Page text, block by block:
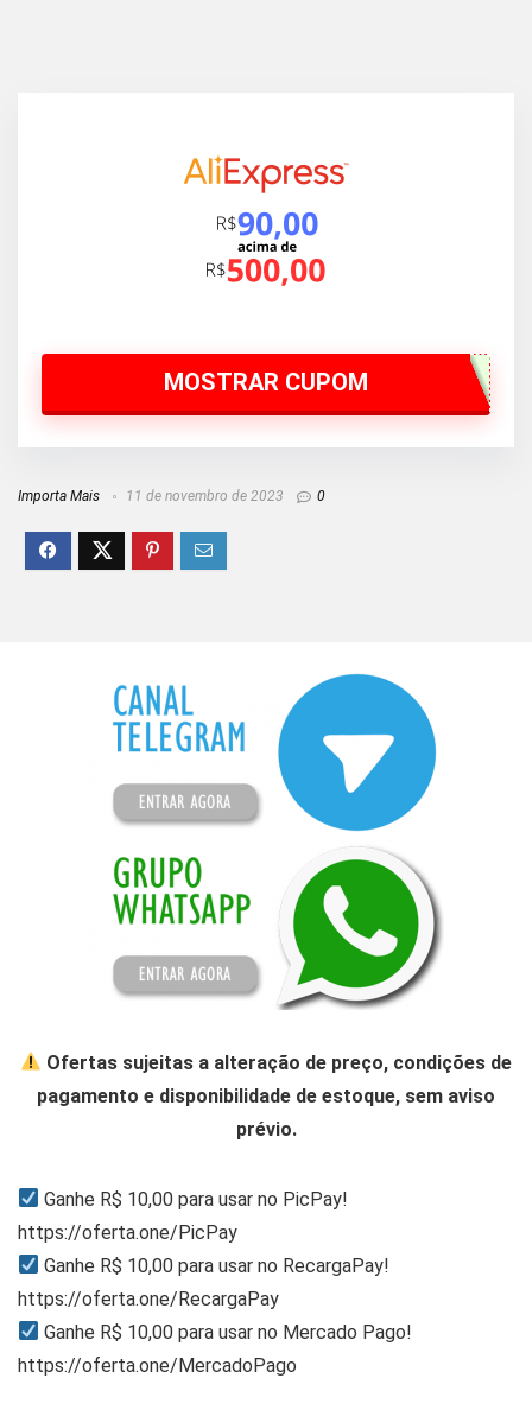
MOSTRAR CUPOM
Importa Mais 11 de novembro de 2023 0
Ofertas sujeitas a alteração de preço, condições de
pagamento e disponibilidade de estoque, sem aviso
prévio.
Ganhe R$ 10,00 para usar no PicPay!
https://oferta.one/PicPay
Ganhe R$ 10,00 para usar no RecargaPay!
https://oferta.one/RecargaPay
Ganhe R$ 10,00 para usar no Mercado Pago!
https://oferta.one/MercadoPago